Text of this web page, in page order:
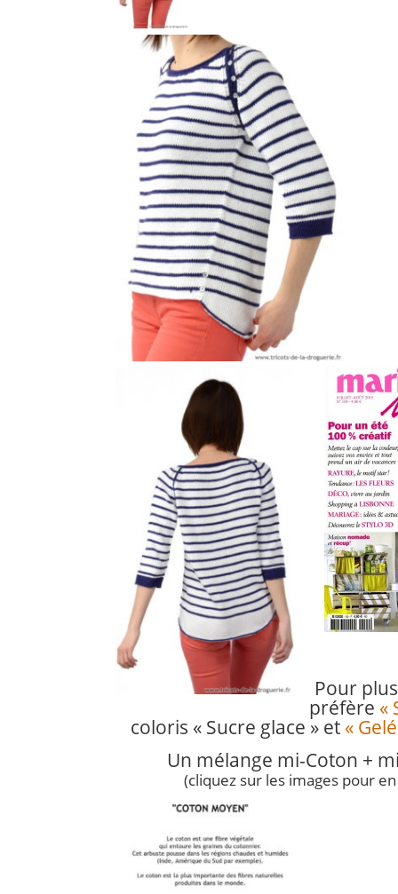
Pour
préfère «
coloris « Sucre glace » et «
Un mélange mi-Coton +
(cliquez sur les images pour